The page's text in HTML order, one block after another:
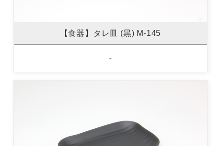
【食器】タレ皿 (黒) M-145
-